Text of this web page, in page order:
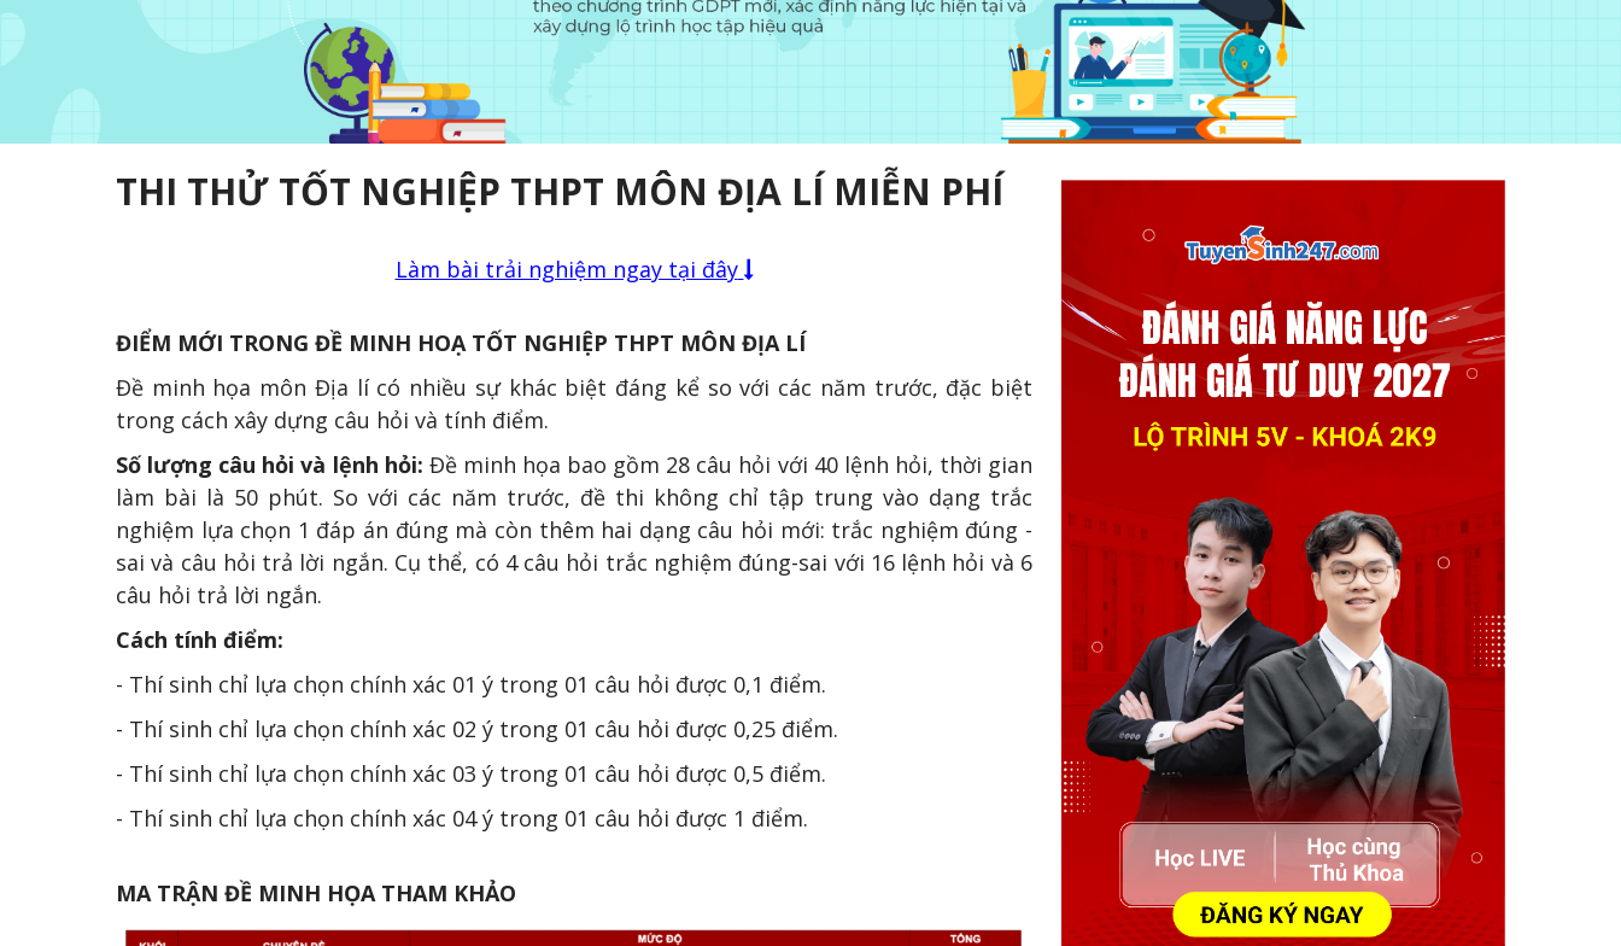
THI THỬ TỐT NGHIỆP THPT MÔN ĐỊA LÍ MIỄN PHÍ
Làm bài trải nghiệm ngay tại đây
ĐIỂM MỚI TRONG ĐỀ MINH HOẠ TỐT NGHIỆP THPT MÔN ĐỊA LÍ
Đề minh họa môn Địa lí có nhiều sự khác biệt đáng kể so với các năm trước, đặc biệt
trong cách xây dựng câu hỏi và tính điểm.
Số lượng câu hỏi và lệnh hỏi: Đề minh họa bao gồm 28 câu hỏi với 40 lệnh hỏi, thời gian
làm bài là 50 phút. So với các năm trước, đề thi không chỉ tập trung vào dạng trắc
nghiệm lựa chọn 1 đáp án đúng mà còn thêm hai dạng câu hỏi mới: trắc nghiệm đúng -
sai và câu hỏi trả lời ngắn. Cụ thể, có 4 câu hỏi trắc nghiệm đúng-sai với 16 lệnh hỏi và 6
câu hỏi trả lời ngắn.
Cách tính điểm:
- Thí sinh chỉ lựa chọn chính xác 01 ý trong 01 câu hỏi được 0,1 điểm.
- Thí sinh chỉ lựa chọn chính xác 02 ý trong 01 câu hỏi được 0,25 điểm.
- Thí sinh chỉ lựa chọn chính xác 03 ý trong 01 câu hỏi được 0,5 điểm.
- Thí sinh chỉ lựa chọn chính xác 04 ý trong 01 câu hỏi được 1 điểm.
MA TRẬN ĐỀ MINH HỌA THAM KHẢO